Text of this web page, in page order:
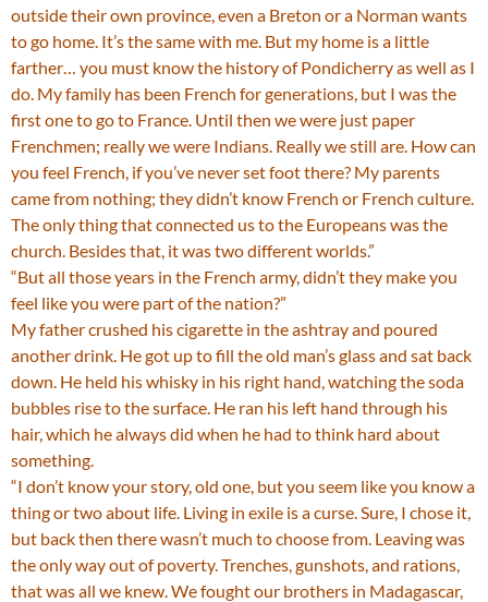
outside their own province, even a Breton or a Norman wants
to go home. It’s the same with me. But my home is a little
farther… you must know the history of Pondicherry as well as I
do. My family has been French for generations, but I was the
first one to go to France. Until then we were just paper
Frenchmen; really we were Indians. Really we still are. How can
you feel French, if you’ve never set foot there? My parents
came from nothing; they didn’t know French or French culture.
The only thing that connected us to the Europeans was the
church. Besides that, it was two different worlds.”
“But all those years in the French army, didn’t they make you
feel like you were part of the nation?”
My father crushed his cigarette in the ashtray and poured
another drink. He got up to fill the old man’s glass and sat back
down. He held his whisky in his right hand, watching the soda
bubbles rise to the surface. He ran his left hand through his
hair, which he always did when he had to think hard about
something.
“I don’t know your story, old one, but you seem like you know a
thing or two about life. Living in exile is a curse. Sure, I chose it,
but back then there wasn’t much to choose from. Leaving was
the only way out of poverty. Trenches, gunshots, and rations,
that was all we knew. We fought our brothers in Madagascar,